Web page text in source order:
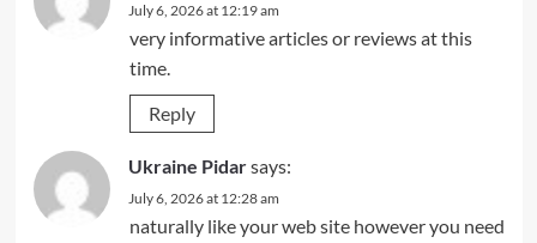
July 6, 2026 at 12:19 am
very informative articles or reviews at this
time.
Reply
Ukraine Pidarsays:
July 6, 2026 at 12:28 am
naturally like your web site however you need